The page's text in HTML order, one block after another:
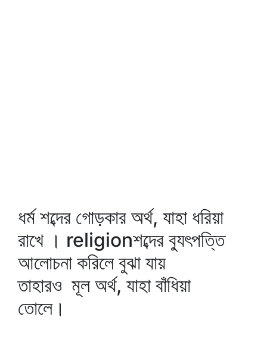
ধর্ম শব্দের গোড়কার অর্থ, যাহা ধরিয়া
রাখে । religionশব্দের ব্যুৎপত্তি
আলোচনা করিলে বুঝা যায়
তাহারও মূল অর্থ, যাহা বাঁধিয়া
তোলে।